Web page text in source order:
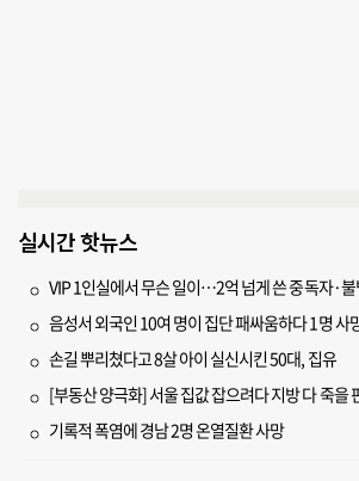
실시간 핫뉴스
VIP 1인실에서 무슨 일이…2억 넘게 쓴 중독자·
음성서 외국인 10여 명이 집단 패싸움하다 1명 사
손길 뿌리쳤다고 8살 아이 실신시킨 50대, 집유
[부동산 양극화] 서울 집값 잡으려다 지방 다 죽
기록적 폭염에 경남 2명 온열질환 사망